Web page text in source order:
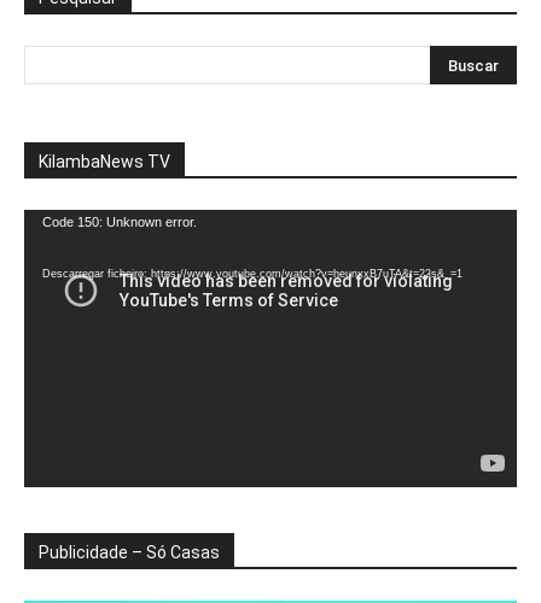
KilambaNews TV
Reprodutor
vídeo
Code 150: Unknown error.
Descarregar ficheiro: https://www.youtube.com/watch?v=heunxxB7uTA&t=22s&_=1
Publicidade – Só Casas